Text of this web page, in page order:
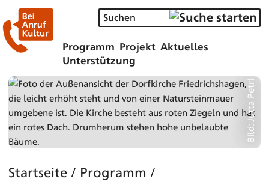
Programm Projekt Aktuelles
Unterstützung
Bild: Jutta Petri
Startseite / Programm /